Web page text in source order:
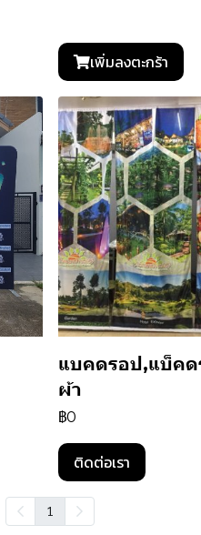
เพิ่มลงตะกร้า
แบคดรอป,แบ็ค
ผ้า
฿0
ติดต่อเรา
1